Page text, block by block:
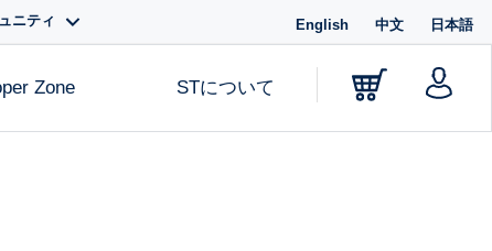
ニティ English 中文 日本語
Zone STについて